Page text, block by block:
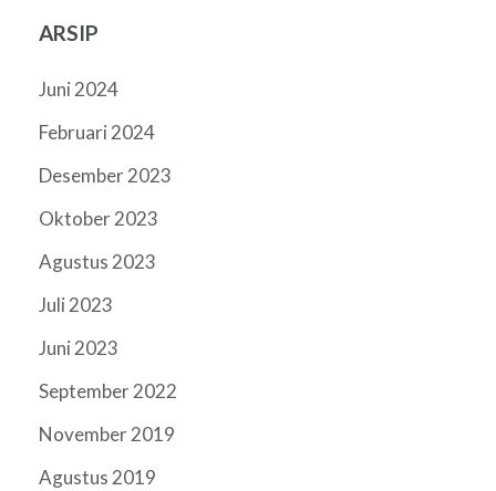
ARSIP
Juni 2024
Februari 2024
Desember 2023
Oktober 2023
Agustus 2023
Juli 2023
Juni 2023
September 2022
November 2019
Agustus 2019